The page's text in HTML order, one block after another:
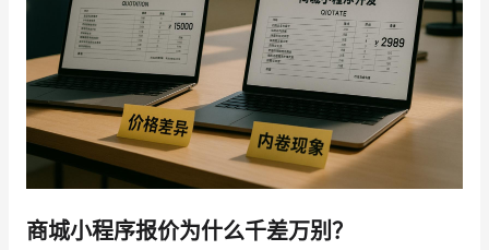
商家社区 社群交流
合作共进
入驻有赞 认证代理商
认证服务商 设计服务商
有赞云 数据通服务
商城小程序报价为什么千差万别？